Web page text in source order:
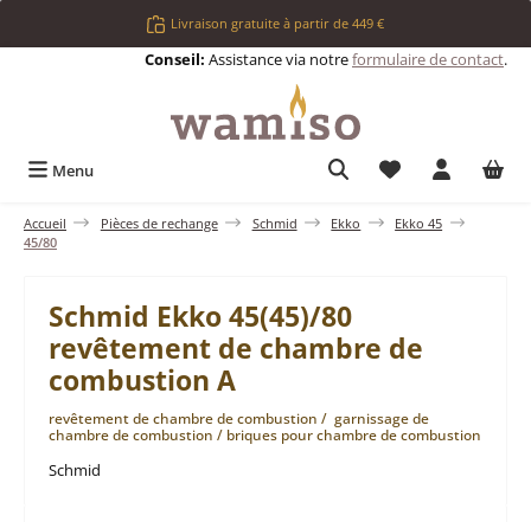
Passer au contenu principalLivraison gratuite à partir de 449 €
Conseil: Assistance via notreformulaire de contact.
Menu Vous avez 0
Accueil Pièces de rechange Schmid Ekko
Ekko 45
45/80
Schmid Ekko 45(45)/80
revêtement de chambre de
combustion A
revêtement de chambre de combustion / garnissage de
chambre de combustion / briques pour chambre de combustion
Schmid